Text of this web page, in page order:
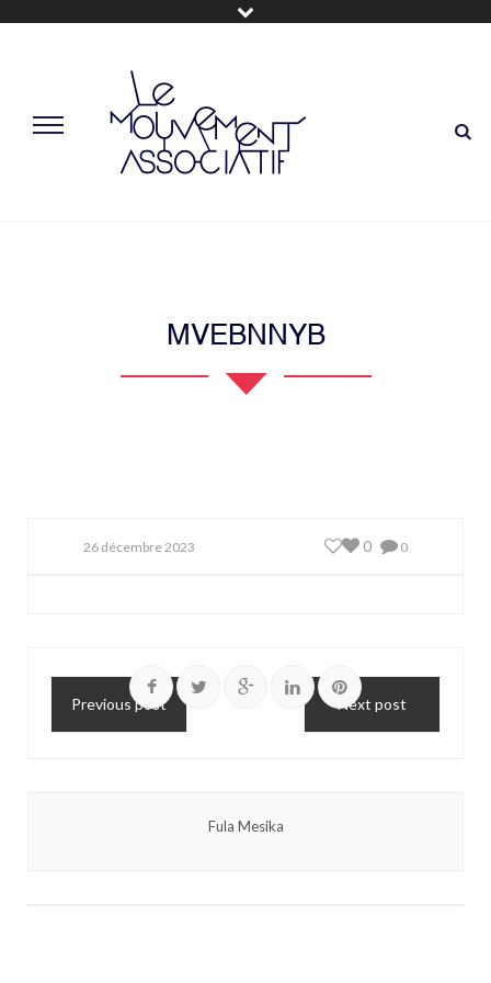
MVEBNNYB
26 décembre 2023 0
0
Previous post Next post
Fula Mesika